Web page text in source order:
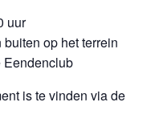
uur
op het terrein
Eendenclub
is te vinden via de